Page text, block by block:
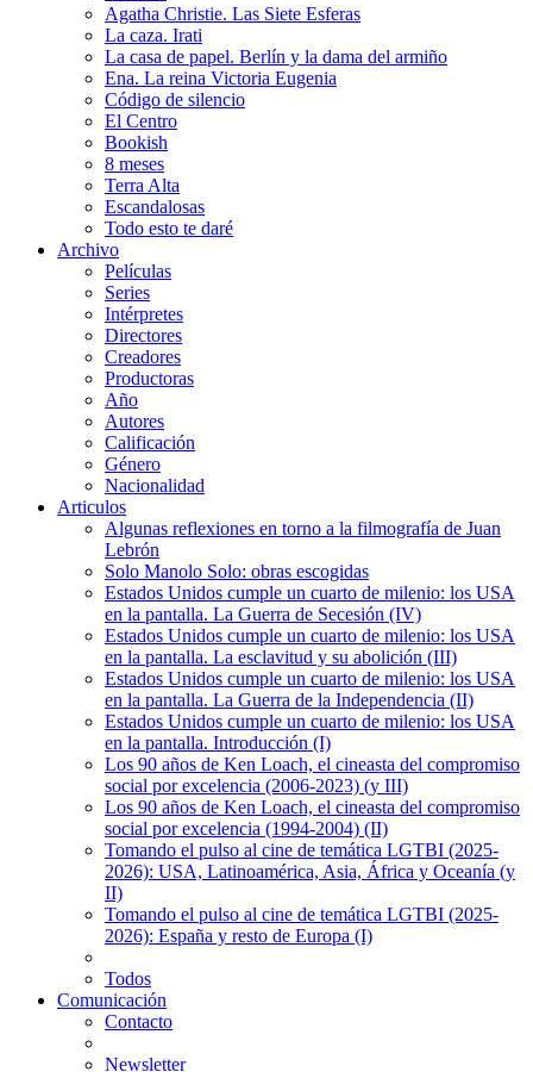
Agatha Christie. Las Siete Esferas
La caza. Irati
La casa de papel. Berlín y la dama del armiño
Ena. La reina Victoria Eugenia
Código de silencio
El Centro
Bookish
8 meses
Terra Alta
Escandalosas
Todo esto te daré
Archivo
Películas
Series
Intérpretes
Directores
Creadores
Productoras
Año
Autores
Calificación
Género
Nacionalidad
Articulos
Algunas reflexiones en torno a la filmografía de Juan
Lebrón
Solo Manolo Solo: obras escogidas
Estados Unidos cumple un cuarto de milenio: los USA
en la pantalla. La Guerra de Secesión (IV)
Estados Unidos cumple un cuarto de milenio: los USA
en la pantalla. La esclavitud y su abolición (III)
Estados Unidos cumple un cuarto de milenio: los USA
en la pantalla. La Guerra de la Independencia (II)
Estados Unidos cumple un cuarto de milenio: los USA
en la pantalla. Introducción (I)
Los 90 años de Ken Loach, el cineasta del compromiso
social por excelencia (2006-2023) (y III)
Los 90 años de Ken Loach, el cineasta del compromiso
social por excelencia (1994-2004) (II)
Tomando el pulso al cine de temática LGTBI (2025-
2026): USA, Latinoamérica, Asia, África y Oceanía (y
II)
Tomando el pulso al cine de temática LGTBI (2025-
2026): España y resto de Europa (I)
Todos
Comunicación
Contacto
Newsletter